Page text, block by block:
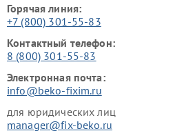
Горячая линия:
+7 (800) 301-55-83
Контактный телефон:
8 (800) 301-55-83
Электронная почта:
info@beko-fixim.ru
для юридических лиц
manager@fix-beko.ru